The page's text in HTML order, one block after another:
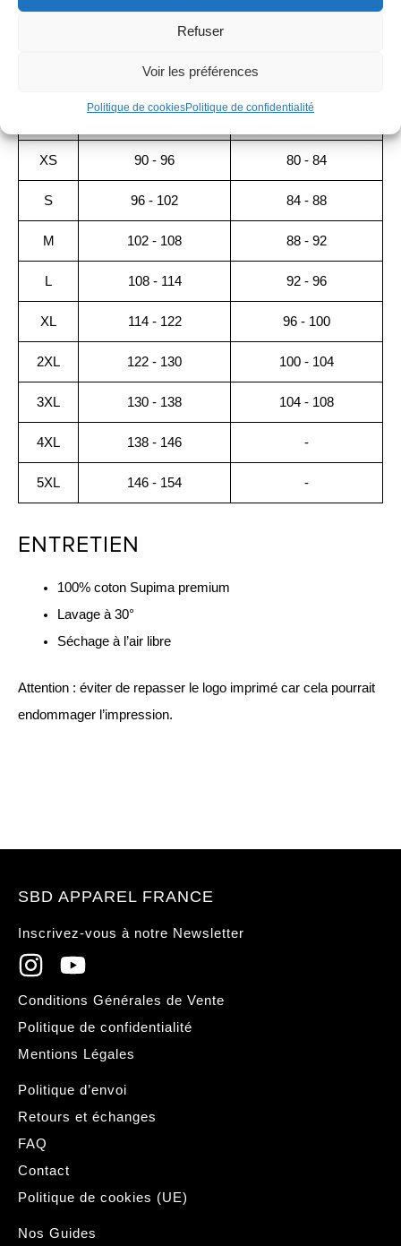
Refuser
Voir les préférences
Politique de cookiesPolitique de confidentialité
GUIDE DES TAILLES
HOMME
XS 90 - 96 80 - 84
S 96 - 102 84 - 88
M 102 - 108 88 - 92
L 108 - 114 92 - 96
XL 114 - 122 96 - 100
2XL 122 - 130 100 - 104
3XL 130 - 138 104 - 108
4XL 138 - 146 -
5XL 146 - 154 -
ENTRETIEN
100% coton Supima premium
Lavage à 30°
Séchage à l’air libre
Attention : éviter de repasser le logo imprimé car cela pourrait
endommager l’impression.
SBD APPAREL FRANCE
Inscrivez-vous à notre Newsletter
Conditions Générales de Vente
Politique de confidentialité
Mentions Légales
Politique d’envoi
Retours et échanges
FAQ
Contact
Politique de cookies (UE)
Nos Guides